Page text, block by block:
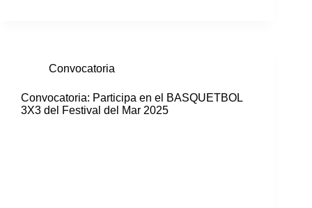
Convocatoria
Convocatoria: Participa en el BASQUETBOL
3X3 del Festival del Mar 2025